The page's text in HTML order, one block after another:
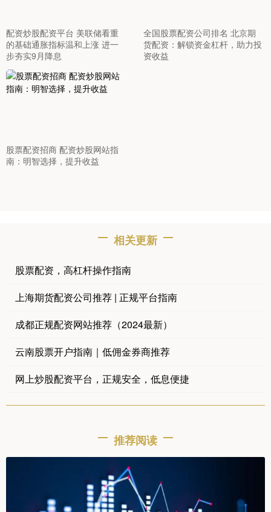
配资炒股配资平台 美联储看重
的基础通胀指标温和上涨 进一
步夯实9月降息
全国股票配资公司排名 北京期
货配资：解锁资金杠杆，助力投
资收益
股票配资招商 配资炒股网站指
南：明智选择，提升收益
相关更新
股票配资，高杠杆操作指南
上海期货配资公司推荐 | 正规平台指南
成都正规配资网站推荐（2024最新）
云南股票开户指南｜低佣金券商推荐
网上炒股配资平台，正规安全，低息便捷
推荐阅读